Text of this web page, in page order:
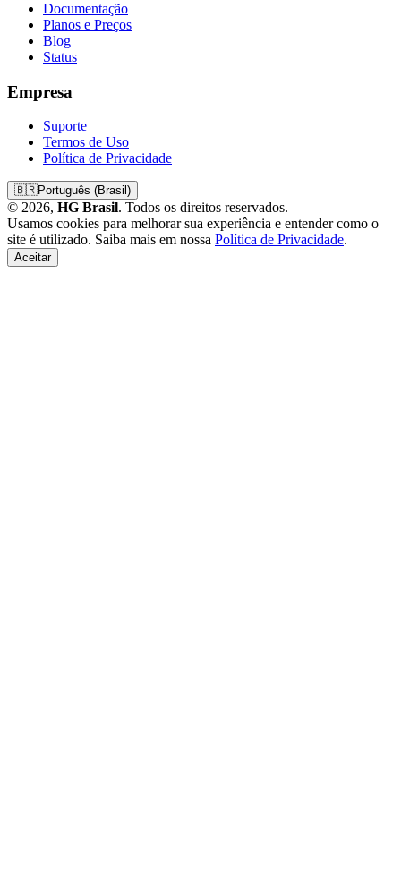
Documentação
Planos e Preços
Blog
Status
Empresa
Suporte
Termos de Uso
Política de Privacidade
🇧🇷Português (Brasil)
© 2026, HG Brasil. Todos os direitos reservados.
Usamos cookies para melhorar sua experiência e entender como o
site é utilizado. Saiba mais em nossa Política de Privacidade.
Aceitar